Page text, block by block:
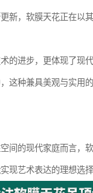
新，软膜天花正在以
的进步，更体现了现
这种兼具美观与实用
间的现代家庭而言，
现艺术表达的理想选择